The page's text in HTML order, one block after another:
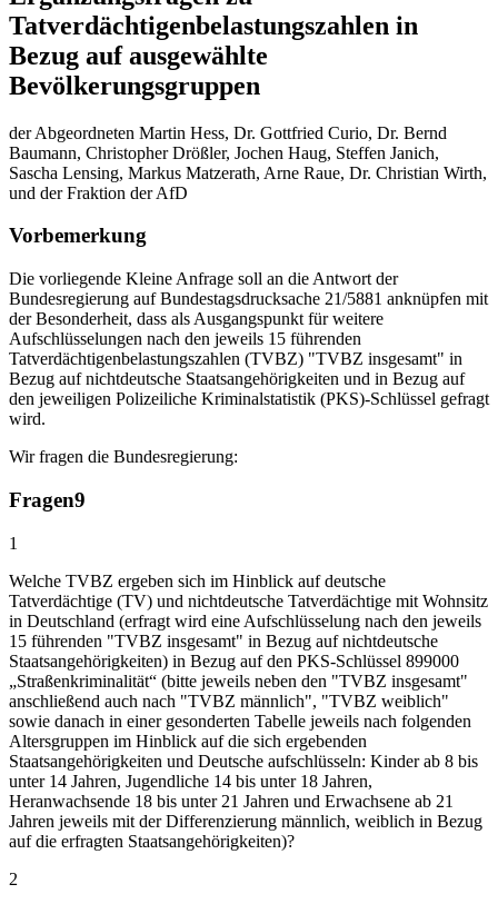
Tatverdächtigenbelastungszahlen in
Bezug auf ausgewählte
Bevölkerungsgruppen
der Abgeordneten Martin Hess, Dr. Gottfried Curio, Dr. Bernd
Baumann, Christopher Drößler, Jochen Haug, Steffen Janich,
Sascha Lensing, Markus Matzerath, Arne Raue, Dr. Christian Wirth,
und der Fraktion der AfD
Vorbemerkung
Die vorliegende Kleine Anfrage soll an die Antwort der
Bundesregierung auf Bundestagsdrucksache 21/5881 anknüpfen mit
der Besonderheit, dass als Ausgangspunkt für weitere
Aufschlüsselungen nach den jeweils 15 führenden
Tatverdächtigenbelastungszahlen (TVBZ) "TVBZ insgesamt" in
Bezug auf nichtdeutsche Staatsangehörigkeiten und in Bezug auf
den jeweiligen Polizeiliche Kriminalstatistik (PKS)-Schlüssel gefragt
wird.
Wir fragen die Bundesregierung:
Fragen9
1
Welche TVBZ ergeben sich im Hinblick auf deutsche
Tatverdächtige (TV) und nichtdeutsche Tatverdächtige mit Wohnsitz
in Deutschland (erfragt wird eine Aufschlüsselung nach den jeweils
15 führenden "TVBZ insgesamt" in Bezug auf nichtdeutsche
Staatsangehörigkeiten) in Bezug auf den PKS‑Schlüssel 899000
„Straßenkriminalität“ (bitte jeweils neben den "TVBZ insgesamt"
anschließend auch nach "TVBZ männlich", "TVBZ weiblich"
sowie danach in einer gesonderten Tabelle jeweils nach folgenden
Altersgruppen im Hinblick auf die sich ergebenden
Staatsangehörigkeiten und Deutsche aufschlüsseln: Kinder ab 8 bis
unter 14 Jahren, Jugendliche 14 bis unter 18 Jahren,
Heranwachsende 18 bis unter 21 Jahren und Erwachsene ab 21
Jahren jeweils mit der Differenzierung männlich, weiblich in Bezug
auf die erfragten Staatsangehörigkeiten)?
2